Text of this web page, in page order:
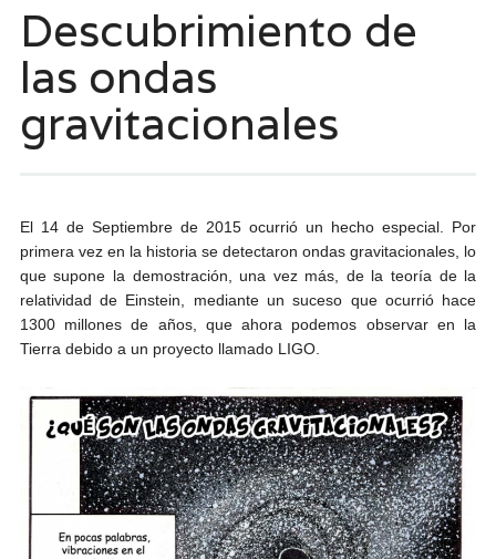
Descubrimiento de
las ondas
gravitacionales
El 14 de Septiembre de 2015 ocurrió un hecho especial. Por
primera vez en la historia se detectaron ondas gravitacionales, lo
que supone la demostración, una vez más, de la teoría de la
relatividad de Einstein, mediante un suceso que ocurrió hace
1300 millones de años, que ahora podemos observar en la
Tierra debido a un proyecto llamado LIGO.